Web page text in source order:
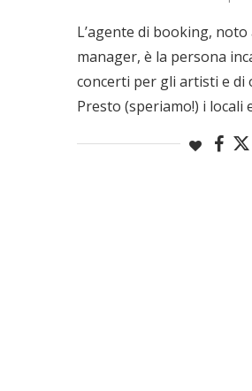
L’agente di booking,
manager, è la persona
concerti per gli artisti e
Presto (speriamo!) i locali